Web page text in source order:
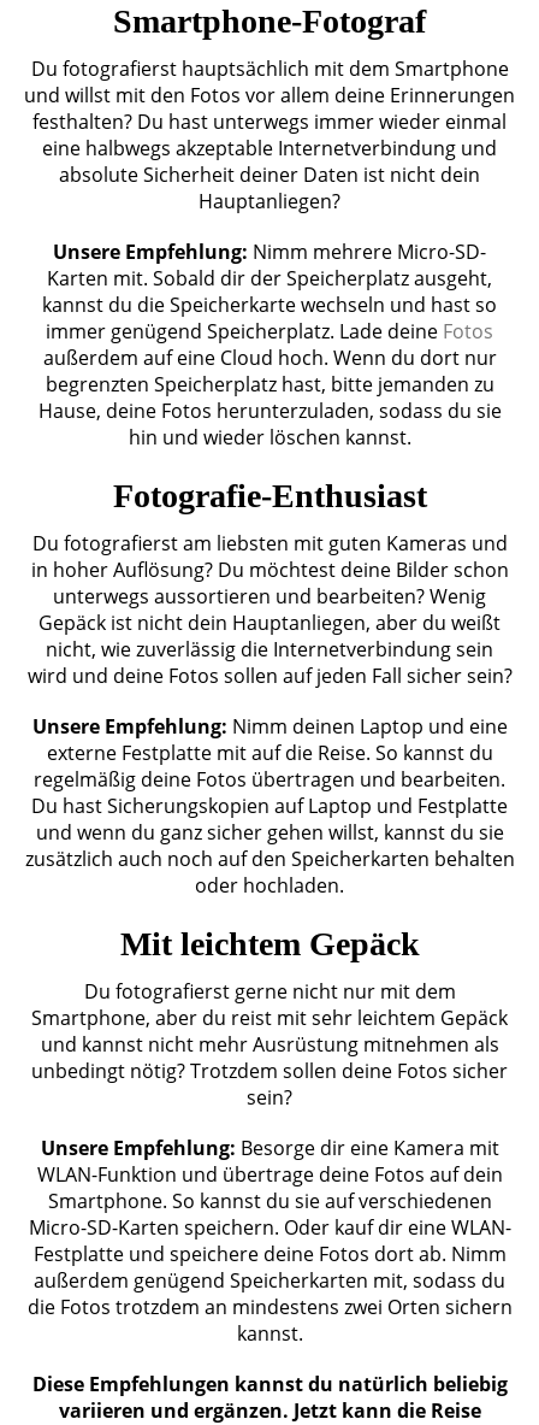
Smartphone-Fotograf
Du fotografierst hauptsächlich mit dem Smartphone
und willst mit den Fotos vor allem deine Erinnerungen
festhalten? Du hast unterwegs immer wieder einmal
eine halbwegs akzeptable Internetverbindung und
absolute Sicherheit deiner Daten ist nicht dein
Hauptanliegen?
Unsere Empfehlung: Nimm mehrere Micro-SD-
Karten mit. Sobald dir der Speicherplatz ausgeht,
kannst du die Speicherkarte wechseln und hast so
immer genügend Speicherplatz. Lade deine Fotos
außerdem auf eine Cloud hoch. Wenn du dort nur
begrenzten Speicherplatz hast, bitte jemanden zu
Hause, deine Fotos herunterzuladen, sodass du sie
hin und wieder löschen kannst.
Fotografie-Enthusiast
Du fotografierst am liebsten mit guten Kameras und
in hoher Auflösung? Du möchtest deine Bilder schon
unterwegs aussortieren und bearbeiten? Wenig
Gepäck ist nicht dein Hauptanliegen, aber du weißt
nicht, wie zuverlässig die Internetverbindung sein
wird und deine Fotos sollen auf jeden Fall sicher sein?
Unsere Empfehlung: Nimm deinen Laptop und eine
externe Festplatte mit auf die Reise. So kannst du
regelmäßig deine Fotos übertragen und bearbeiten.
Du hast Sicherungskopien auf Laptop und Festplatte
und wenn du ganz sicher gehen willst, kannst du sie
zusätzlich auch noch auf den Speicherkarten behalten
oder hochladen.
Mit leichtem Gepäck
Du fotografierst gerne nicht nur mit dem
Smartphone, aber du reist mit sehr leichtem Gepäck
und kannst nicht mehr Ausrüstung mitnehmen als
unbedingt nötig? Trotzdem sollen deine Fotos sicher
sein?
Unsere Empfehlung: Besorge dir eine Kamera mit
WLAN-Funktion und übertrage deine Fotos auf dein
Smartphone. So kannst du sie auf verschiedenen
Micro-SD-Karten speichern. Oder kauf dir eine WLAN-
Festplatte und speichere deine Fotos dort ab. Nimm
außerdem genügend Speicherkarten mit, sodass du
die Fotos trotzdem an mindestens zwei Orten sichern
kannst.
Diese Empfehlungen kannst du natürlich beliebig
variieren und ergänzen. Jetzt kann die Reise